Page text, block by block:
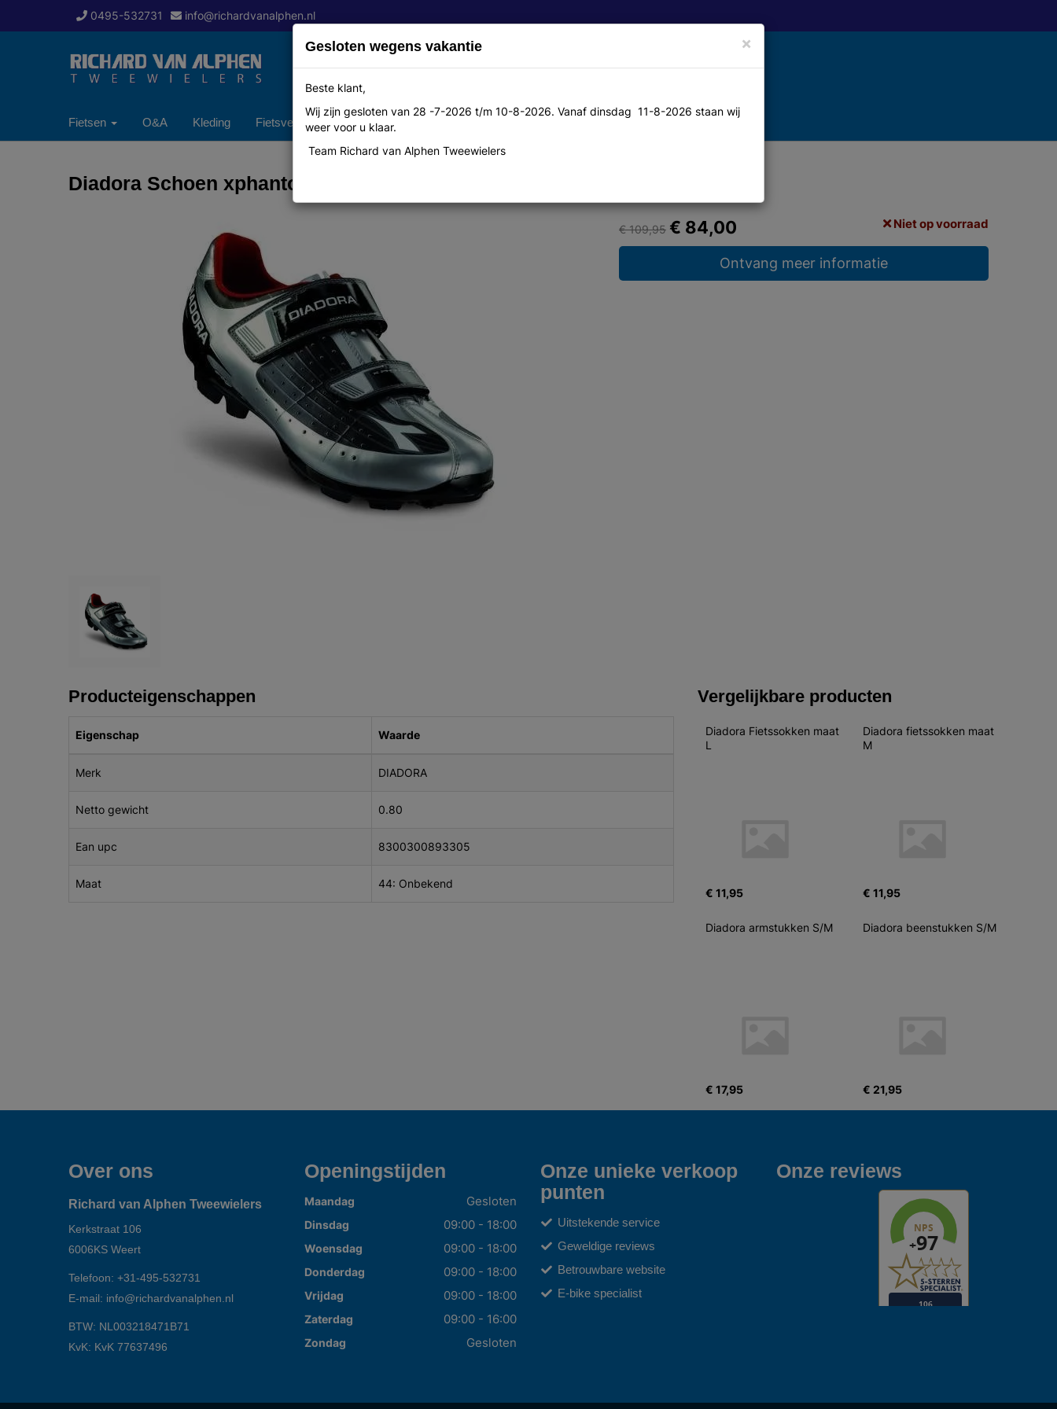
0495-532731 info@richardvanalphen.nl
Fietsen O&A Kleding Fietsverzekering Over ons Contact
Diadora Schoen xphantom zw/zilver/wit mtb collectie 2014 m
€ 109,95 € 84,00 Niet op voorraad
Ontvang meer informatie
Producteigenschappen
Eigenschap Waarde
Merk DIADORA
Netto gewicht 0.80
Ean upc 8300300893305
Maat 44: Onbekend
Vergelijkbare producten
Diadora Fietssokken maat
L
€ 11,95
Diadora fietssokken maat
M
€ 11,95
Diadora armstukken S/M
€ 17,95
Diadora beenstukken S/M
€ 21,95
Over ons
Richard van Alphen Tweewielers
Kerkstraat 106
6006KS Weert
Telefoon: +31-495-532731
E-mail: info@richardvanalphen.nl
BTW: NL003218471B71
KvK: KvK 77637496
Openingstijden
Maandag Gesloten
Dinsdag 09:00 - 18:00
Woensdag 09:00 - 18:00
Donderdag 09:00 - 18:00
Vrijdag 09:00 - 18:00
Zaterdag 09:00 - 16:00
Zondag Gesloten
Onze unieke verkoop
punten
Uitstekende service
Geweldige reviews
Betrouwbare website
E-bike specialist
Onze reviews
×
Gesloten wegens vakantie
Beste klant,
Wij zijn gesloten van 28 -7-2026 t/m 10-8-2026. Vanaf dinsdag 11-8-2026 staan wij
weer voor u klaar.
Team Richard van Alphen Tweewielers